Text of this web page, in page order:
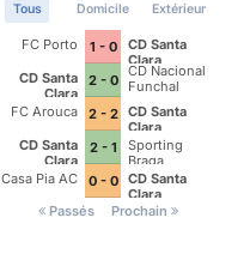
Tous Domicile Extérieur
FC Porto 1 - 0
CD Santa
Clara
CD Santa
Clara
2 - 0
CD Nacional
Funchal
FC Arouca
2 - 2
CD Santa
Clara
CD Santa
Clara
2 - 1
Sporting
Braga
Casa Pia AC
0 - 0
CD Santa
Clara
Passés
Prochain